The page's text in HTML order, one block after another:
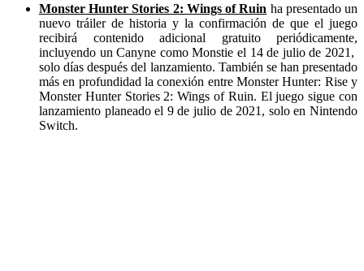
Monster Hunter Stories 2: Wings of Ruin ha presentado un
nuevo tráiler de historia y la confirmación de que el juego
recibirá contenido adicional gratuito periódicamente,
incluyendo un Canyne como Monstie el 14 de julio de 2021,
solo días después del lanzamiento. También se han presentado
más en profundidad la conexión entre Monster Hunter: Rise y
Monster Hunter Stories 2: Wings of Ruin. El juego sigue con
lanzamiento planeado el 9 de julio de 2021, solo en Nintendo
Switch.